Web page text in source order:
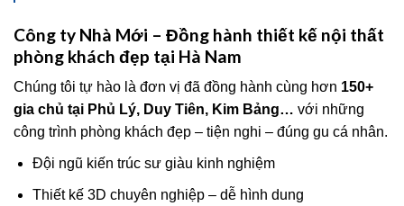
Công ty Nhà Mới – Đồng hành thiết kế nội thất
phòng khách đẹp tại Hà Nam
Chúng tôi tự hào là đơn vị đã đồng hành cùng hơn 150+
gia chủ tại Phủ Lý, Duy Tiên, Kim Bảng… với những
công trình phòng khách đẹp – tiện nghi – đúng gu cá nhân.
Đội ngũ kiến trúc sư giàu kinh nghiệm
Thiết kế 3D chuyên nghiệp – dễ hình dung